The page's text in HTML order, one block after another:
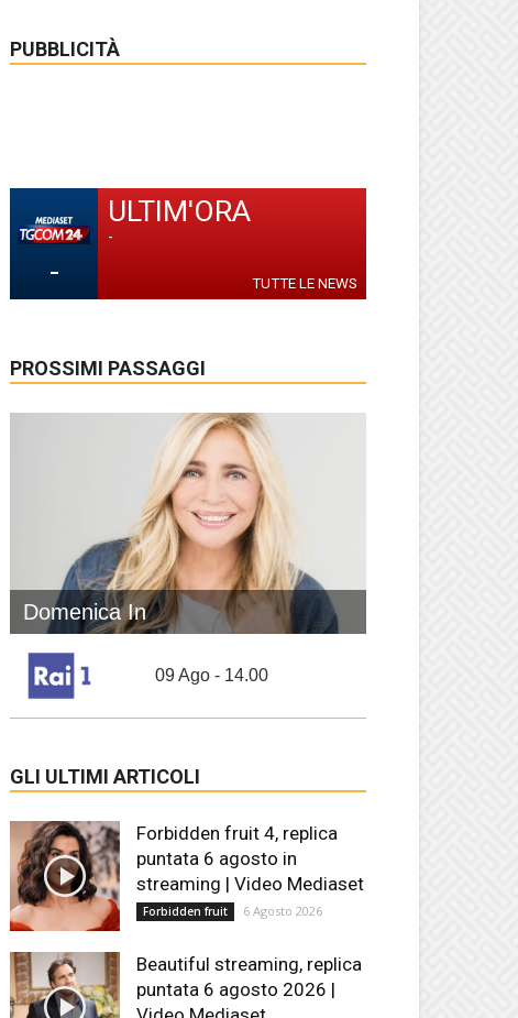
PUBBLICITÀ
-
ULTIM'ORA
-
TUTTE LE NEWS
PROSSIMI PASSAGGI
Domenica In
09 Ago - 14.00
GLI ULTIMI ARTICOLI
Forbidden fruit 4, replica
puntata 6 agosto in
streaming | Video Mediaset
Forbidden fruit 6 Agosto 2026
Beautiful streaming, replica
puntata 6 agosto 2026 |